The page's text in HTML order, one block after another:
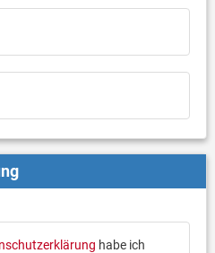
habe ich